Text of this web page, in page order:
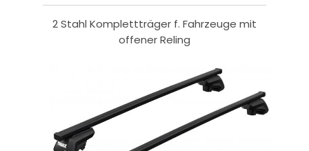
2 Stahl Komplettträger f. Fahrzeuge mit
offener Reling